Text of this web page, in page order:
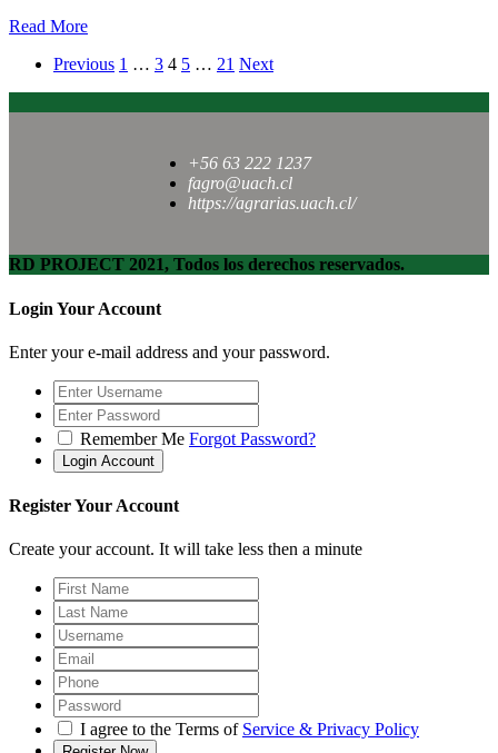
Read More
Previous 1 … 3 4 5 … 21 Next
+56 63 222 1237
fagro@uach.cl
https://agrarias.uach.cl/
RD PROJECT 2021, Todos los derechos reservados.
Login Your Account
Enter your e-mail address and your password.
Remember Me Forgot Password?
Register Your Account
Create your account. It will take less then a minute
I agree to the Terms of Service & Privacy Policy